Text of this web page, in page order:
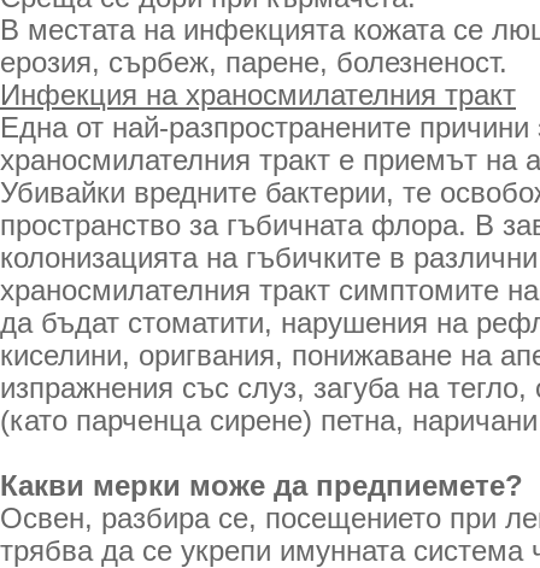
В местата на инфекцията кожата се
ерозия, сърбеж, парене, болезненост.
Инфекция на храносмилателния тракт
Една от най-разпространените
храносмилателния тракт е приемът на
Убивайки вредните бактерии, те
пространство за гъбичната флора. В
колонизацията на гъбичките в
храносмилателния тракт симптомите
да бъдат стоматити, нарушения на
киселини, оригвания, понижаване на
изпражнения със слуз, загуба на
(като парченца сирене) петна,
Какви мерки може да предпиемете?
Освен, разбира се, посещението при
трябва да се укрепи имунната система